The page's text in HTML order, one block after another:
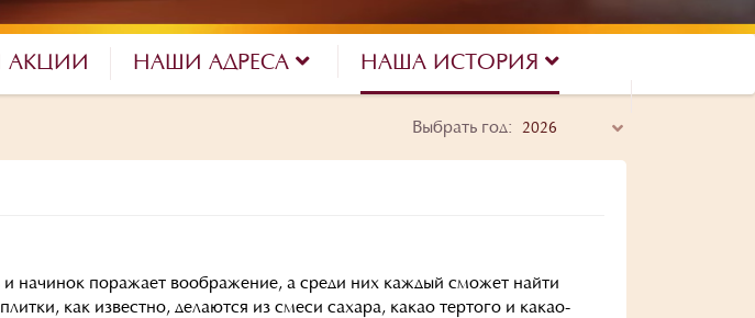
АКЦИИ НАШИ АДРЕСА НАША ИСТОРИЯ
Выбрать год:
начинок поражает воображение, а среди них каждый сможет найти
как известно, делаются из смеси сахара, какао тертого и какао-